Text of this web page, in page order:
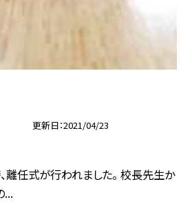
更新日 2021/04/23
、離任式が行われました。 校長先生か
...